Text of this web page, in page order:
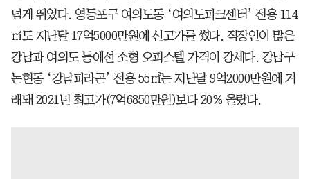
넘게 뛰었다. 영등포구 여의도동 ‘여의도파크센터’ 전용 114
㎡도 지난달 17억5000만원에 신고가를 썼다. 직장인이 많은
강남과 여의도 등에선 소형 오피스텔 가격이 강세다. 강남구
논현동 ‘강남파라곤’ 전용 55㎡는 지난달 9억2000만원에 거
래돼 2021년 최고가(7억6850만원)보다 20% 올랐다.